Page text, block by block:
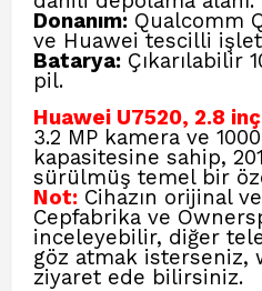
Donanım: Qualcomm
ve Huawei tescilli
Batarya: Çıkarılabilir
pil.
Huawei U7520, 2.8 inç
3.2 MP kamera ve
kapasitesine sahip,
sürülmüş temel bir
Not: Cihazın orijinal
Cepfabrika ve
inceleyebilir, diğer
göz atmak isterseniz,
ziyaret ede bilirsiniz.